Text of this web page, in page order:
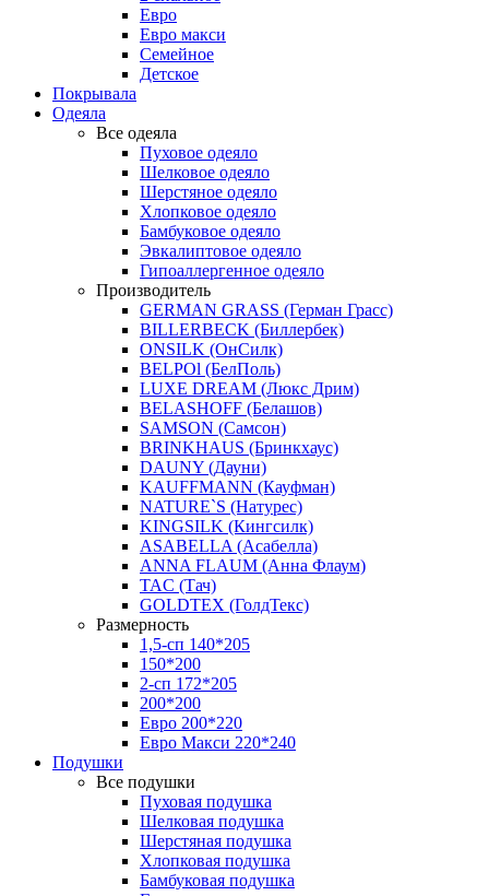
Евро
Евро макси
Семейное
Детское
Покрывала
Одеяла
Все одеяла
Пуховое одеяло
Шелковое одеяло
Шерстяное одеяло
Хлопковое одеяло
Бамбуковое одеяло
Эвкалиптовое одеяло
Гипоаллергенное одеяло
Производитель
GERMAN GRASS (Герман Грасс)
BILLERBECK (Биллербек)
ONSILK (ОнСилк)
BELPOl (БелПоль)
LUXE DREAM (Люкс Дрим)
BELASHOFF (Белашов)
SAMSON (Самсон)
BRINKHAUS (Бринкхаус)
DAUNY (Дауни)
KAUFFMANN (Кауфман)
NATURE`S (Натурес)
KINGSILK (Кингсилк)
ASABELLA (Асабелла)
ANNA FLAUM (Анна Флаум)
TAC (Тач)
GOLDTEX (ГолдТекс)
Размерность
1,5-сп 140*205
150*200
2-сп 172*205
200*200
Евро 200*220
Евро Макси 220*240
Подушки
Все подушки
Пуховая подушка
Шелковая подушка
Шерстяная подушка
Хлопковая подушка
Бамбуковая подушка